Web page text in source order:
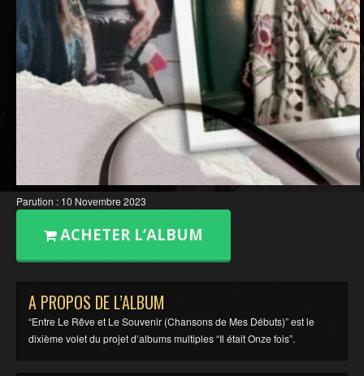
Parution : 10 Novembre 2023
ACHETER L’ALBUM
A PROPOS DE L’ALBUM
“Entre Le Rêve et Le Souvenir (Chansons de Mes Débuts)” est le
dixième volet du projet d’albums multiples “Il était Onze fois”.